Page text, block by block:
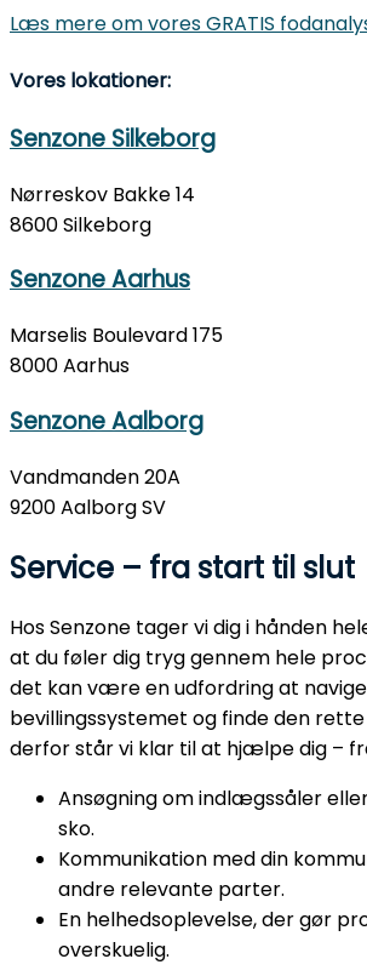
Læs mere om vores GRATIS
Vores lokationer:
Senzone Silkeborg
Nørreskov Bakke 14
8600 Silkeborg
Senzone Aarhus
Marselis Boulevard 175
8000 Aarhus
Senzone Aalborg
Vandmanden 20A
9200 Aalborg SV
Service – fra start til slut
Hos Senzone tager vi dig i hånden
at du føler dig tryg gennem hele
det kan være en udfordring at
bevillingssystemet og finde den rette
derfor står vi klar til at hjælpe dig –
Ansøgning om indlægssåler
sko.
Kommunikation med din
andre relevante parter.
En helhedsoplevelse, der gør
overskuelig.